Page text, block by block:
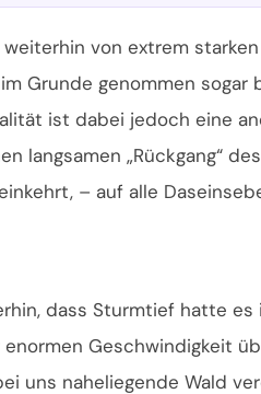
von extrem
Grunde genommen
ist dabei jedoch eine
langsamen „Rückgang“
– auf alle
dass Sturmtief hatte
enormen Geschwindigkeit
uns naheliegende Wald